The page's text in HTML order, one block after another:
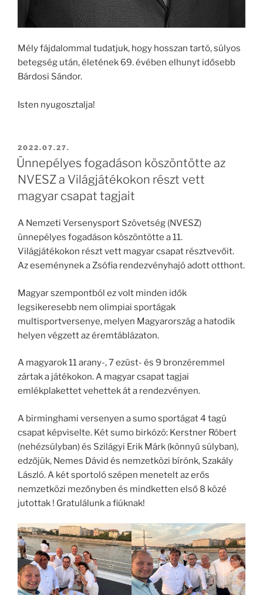
Mély fájdalommal tudatjuk, hogy hosszan tartó, súlyos
betegség után, életének 69. évében elhunyt idősebb
Bárdosi Sándor.
Isten nyugosztalja!
BEKÜLDVE:
2022.07.27.
Ünnepélyes fogadáson köszöntötte az
NVESZ a Világjátékokon részt vett
magyar csapat tagjait
A Nemzeti Versenysport Szövetség (NVESZ)
ünnepélyes fogadáson köszöntötte a 11.
Világjátékokon részt vett magyar csapat résztvevőit.
Az eseménynek a Zsófia rendezvényhajó adott otthont.
Magyar szempontból ez volt minden idők
legsikeresebb nem olimpiai sportágak
multisportversenye, melyen Magyarország a hatodik
helyen végzett az éremtáblázaton.
A magyarok 11 arany-, 7 ezüst- és 9 bronzéremmel
zártak a játékokon. A magyar csapat tagjai
emlékplakettet vehettek át a rendezvényen.
A birminghami versenyen a sumo sportágat 4 tagú
csapat képviselte. Két sumo birkózó: Kerstner Róbert
(nehézsúlyban) és Szilágyi Erik Márk (könnyű súlyban),
edzőjük, Nemes Dávid és nemzetközi bírónk, Szakály
László. A két sportoló szépen menetelt az erős
nemzetközi mezőnyben és mindketten első 8 közé
jutottak ! Gratulálunk a fiúknak!